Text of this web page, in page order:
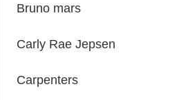
Bruno mars
Carly Rae Jepsen
Carpenters